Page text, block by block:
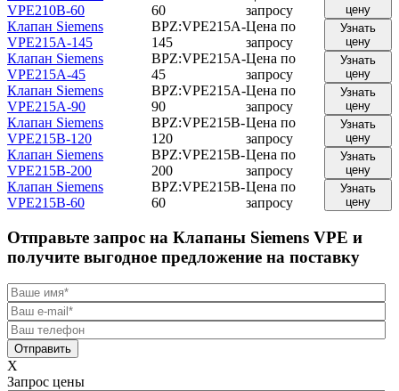
VPE210B-60
60
запросу
цену
Клапан Siemens
VPE215A-145
BPZ:VPE215A-
145
Цена по
запросу
Узнать
цену
Клапан Siemens
VPE215A-45
BPZ:VPE215A-
45
Цена по
запросу
Узнать
цену
Клапан Siemens
VPE215A-90
BPZ:VPE215A-
90
Цена по
запросу
Узнать
цену
Клапан Siemens
VPE215B-120
BPZ:VPE215B-
120
Цена по
запросу
Узнать
цену
Клапан Siemens
VPE215B-200
BPZ:VPE215B-
200
Цена по
запросу
Узнать
цену
Клапан Siemens
VPE215B-60
BPZ:VPE215B-
60
Цена по
запросу
Узнать
цену
Отправьте запрос на Клапаны Siemens VPE и
получите выгодное предложение на поставку
Отправить
X
Запрос цены